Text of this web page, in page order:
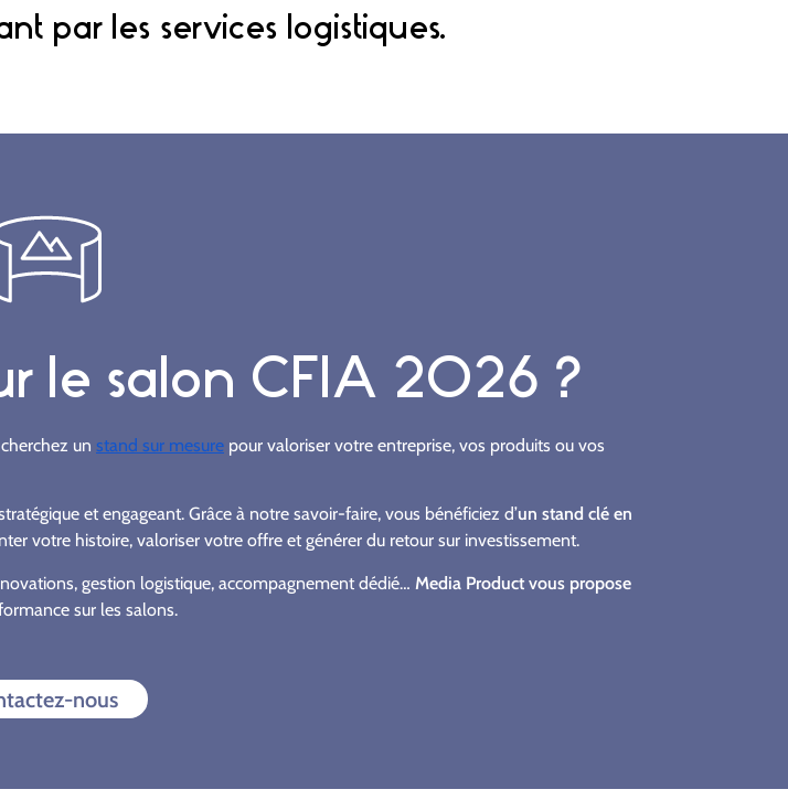
par les services logistiques.
le salon CFIA 2026 ?
un stand sur mesure pour valoriser votre entreprise, vos produits ou vos
et engageant. Grâce à notre savoir-faire, vous bénéficiez d’un stand clé en
votre histoire, valoriser votre offre et générer du retour sur investissement.
gestion logistique, accompagnement dédié… Media Product vous propose
sur les salons.
nous